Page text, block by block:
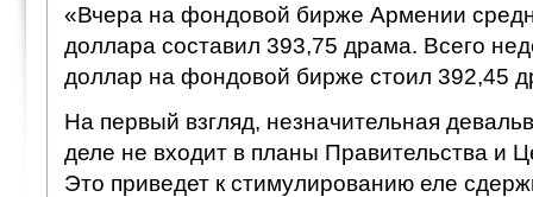
«Вчера на фондовой бирже Армении
доллара составил 393,75 драма. Всего
доллар на фондовой бирже стоил 392,45
На первый взгляд, незначительная
деле не входит в планы Правительства и
Это приведет к стимулированию еле